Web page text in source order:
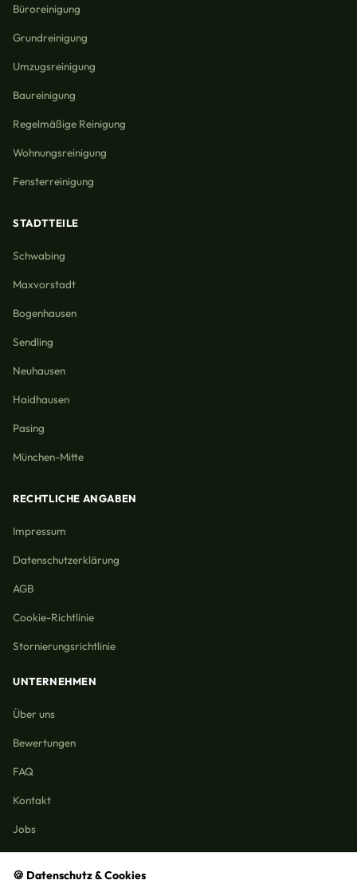
🍪 Datenschutz & Cookies
Büroreinigung
Grundreinigung
Umzugsreinigung
Baureinigung
Regelmäßige Reinigung
Wohnungsreinigung
Fensterreinigung
STADTTEILE
Schwabing
Maxvorstadt
Bogenhausen
Sendling
Neuhausen
Haidhausen
Pasing
München-Mitte
RECHTLICHE ANGABEN
Impressum
Datenschutzerklärung
AGB
Cookie-Richtlinie
Stornierungsrichtlinie
UNTERNEHMEN
Über uns
Bewertungen
FAQ
Kontakt
Jobs